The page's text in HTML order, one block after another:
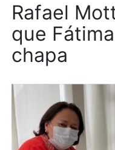
Rafael
que
chapa